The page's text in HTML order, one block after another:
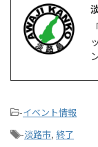
-イベント情報
-淡路市, 終了